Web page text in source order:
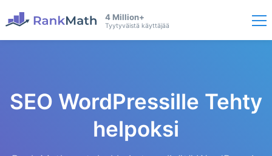
4 Million+
Tyytyväistä käyttäjää
SEO WordPressille Tehty
helpoksi